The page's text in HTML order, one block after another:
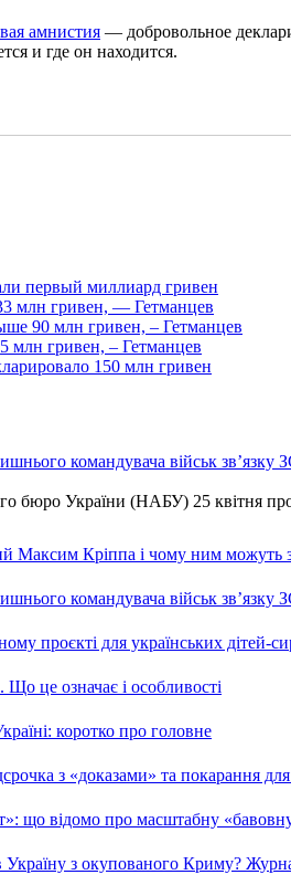
амнистия — добровольное
и где он находится.
первый миллиард гривен
млн гривен, — Гетманцев
90 млн гривен, – Гетманцев
млн гривен, – Гетманцев
150 млн гривен
командувача військ
бюро України (НАБУ) 25 квітня
Максим Кріппа і чому ним можуть
командувача військ
проєкті для українських дітей-
це означає і особливості
коротко про головне
з «доказами» та покарання
що відомо про масштабну
з окупованого Криму?